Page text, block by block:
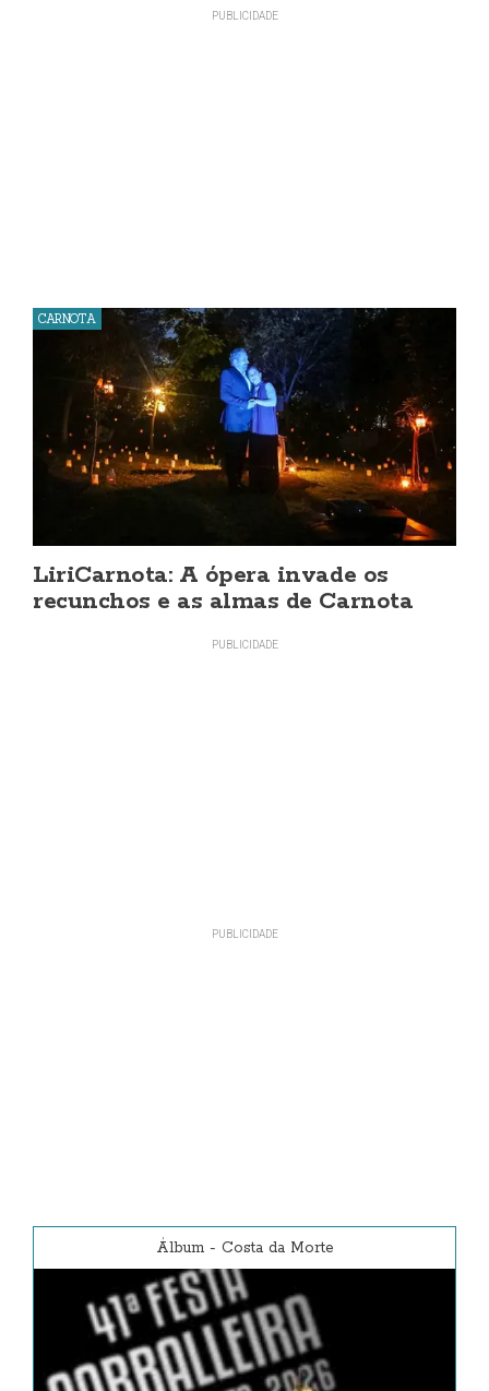
CARNOTA
LiriCarnota: A ópera invade os
recunchos e as almas de Carnota
Álbum - Costa da Morte